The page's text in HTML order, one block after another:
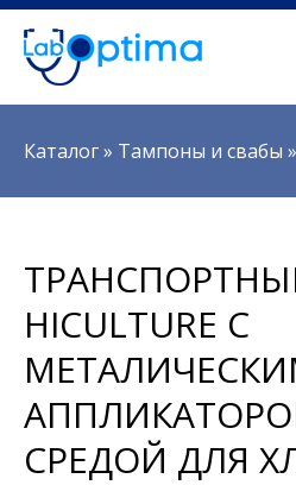
Вы здесь
Каталог» Тампоны и свабы »
HICULTURE С
СРЕДОЙ ДЛЯ